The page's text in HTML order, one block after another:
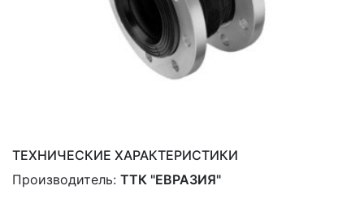
ТЕХНИЧЕСКИЕ ХАРАКТЕРИСТИКИ
Производитель: ТТК "ЕВРАЗИЯ"